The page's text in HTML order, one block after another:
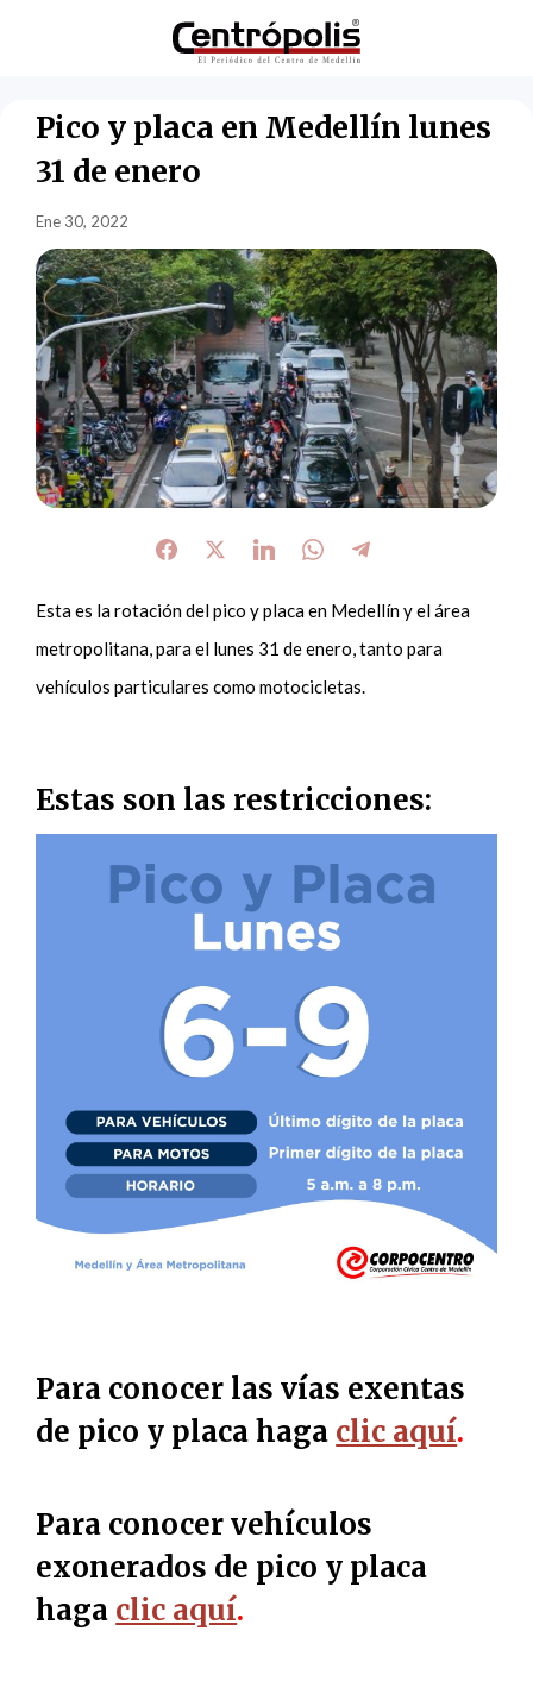
Pico y placa en Medellín lunes
31 de enero
Ene 30, 2022
Esta es la rotación del pico y placa en Medellín y el área
metropolitana, para el lunes 31 de enero, tanto para
vehículos particulares como motocicletas.
Estas son las restricciones:
Para conocer las vías exentas
de pico y placa haga clic aquí.
Para conocer vehículos
exonerados de pico y placa
haga clic aquí.